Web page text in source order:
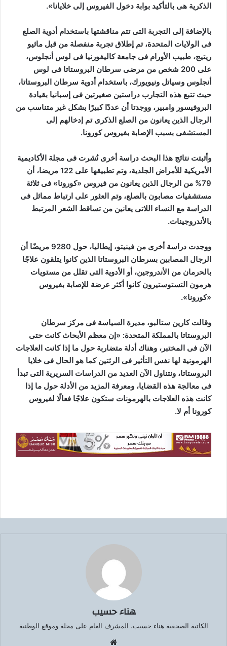
الذكرية هى بالتأكيد بوابة دخول الفيروس إلى خلايانا».
بالإضافة إلى التجربة التى تتم مناقشتها باستخدام أدوية الصلع
فى الولايات المتحدة، تم إطلاق تجربة منفصلة من قبل ماثيو
ريتيج، طبيب الأورام فى جامعة كاليفورنيا فى لوس أنجلوس،
على 200 شخص من مرضى سرطان البروستاتا فى لوس
أنجلوس وسياتل ونيويورك، باستخدام أدوية سرطان البروستاتا،
حيث تتبع هذه التجارب دراستين صغيرتين فى إسبانيا بقيادة
البروفيسور وامبير، ووجدتا أن عددًا كبيرًا بشكل غير متناسب من
الرجال الذين يعانون من الصلع الذكرى تم إدخالهم إلى
المستشفى بسبب الإصابة بفيروس كورونا.
وأثبتت نتائج هذا البحث دراسة أخرى نُشرت فى مجلة الأكاديمية
الأمريكية للأمراض الجلدية، وتم تطبيقها على 122 مريضا، أن
79% من الرجال الذين يعانون من فيروس «كورونا» فى ثلاثة
مستشفيات مصابون بالصلع، وتم العثور على ارتباط مماثل فى
الدراسة مع النساء اللاتى يعانين من تساقط الشعر المرتبط
بالأندروجينات.
ووجدت دراسة أخرى من فينيتو، إيطاليا، حول 9280 مريضًا أن
الرجال المصابين بسرطان البروستاتا الذين كانوا يتلقون علاجًا
بالحرمان من الأندروجين، أو الأدوية التى تقلل من مستويات
هرمون التستوستيرون كانوا أكثر عرضة للإصابة بفيروس
«كورونا».
وقالت كارين ستالبو، مديرة السياسة فى مركز سرطان
البروستاتا بالمملكة المتحدة: «إن معظم الأبحاث كانت حتى
الآن فى المختبر، وهناك أدلة متضاربة حول ما إذا كانت العلاجات
الهرمونية لها نفس التأثير فى الرئتين كما هو الحال فى خلايا
البروستاتا، ونتناول الآن العديد من الدراسات السريرية التى تبدأ
فى معالجة هذه القضايا، ومعرفة المزيد من الأدلة حول ما إذا
كانت هذه العلاجات بالهرمونات ستكون علاجًا فعالًا لفيروس
كورونا أم لا.
هناء حسيب
الكاتبة الصحفية هناء حسيب، المشرف العام على مجلة وموقع الوطنية